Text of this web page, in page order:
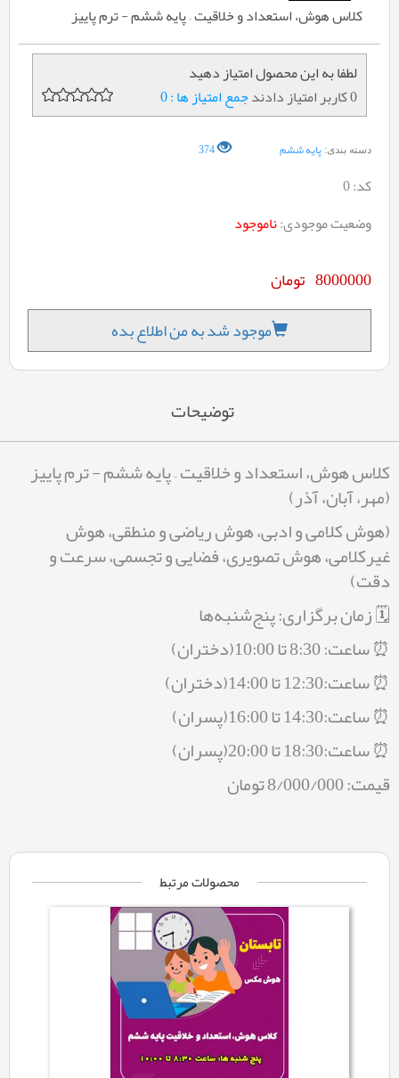
کلاس هوش، استعداد و خلاقیت – پایه ششم - ترم پاییز
لطفا به این محصول امتیاز دهید
0 کاربر امتیاز دادند
جمع امتیاز ها : 0
دسته بندی: پایه ششم 374
کد:0
وضعیت موجودی:ناموجود
8000000 تومان
موجود شد به من اطلاع بده
توضیحات
کلاس هوش، استعداد و خلاقیت – پایه ششم - ترم پاییز
(مهر، آبان، آذر)
(هوش کلامی و ادبی، هوش ریاضی و منطقی، هوش
غیرکلامی، هوش تصویری، فضایی و تجسمی، سرعت و
دقت)
🗓 زمان برگزاری: پنج‌شنبه‌ها
⏰ ساعت: 8:30 تا
10:00(دختران)
⏰ ساعت:12:30 تا 14:00(دختران)
⏰ ساعت:14:30 تا 16:00(پسران)
⏰ ساعت:18:30 تا 20:00(پسران)
قیمت: 8/000/000 تومان
محصولات مرتبط